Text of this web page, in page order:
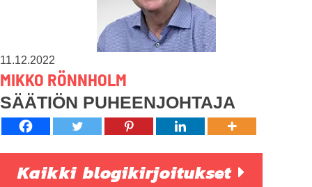
11.12.2022
MIKKO RÖNNHOLM
SÄÄTIÖN PUHEENJOHTAJA
Kaikki blogikirjoitukset